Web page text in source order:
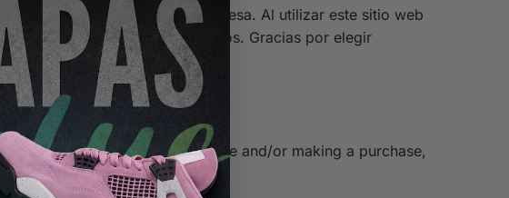
registrada nuestra empresa. Al utilizar este sitio web
o inquietud, contáctanos. Gracias por elegir
purchase. By accessing this site and/or making a purchase,